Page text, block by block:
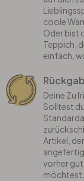
coole
Oder bist
Teppich,
einfach,
Deine
Solltest
Artikel,
vorher
möchtest.